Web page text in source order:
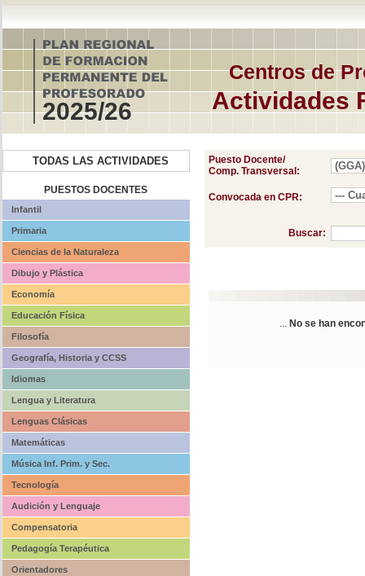
Centros de
Actividades
2025/26
TODAS LAS ACTIVIDADES
PUESTOS DOCENTES
Infantil
Primaria
Ciencias de la Naturaleza
Dibujo y Plástica
Economía
Educación Física
Filosofía
Geografía, Historia y CCSS
Idiomas
Lengua y Literatura
Lenguas Clásicas
Matemáticas
Música Inf. Prim. y Sec.
Tecnología
Audición y Lenguaje
Compensatoria
Pedagogía Terapéutica
Orientadores
Puesto Docente/
Comp. Transversal:
Convocada en CPR:
Buscar:
... No se han